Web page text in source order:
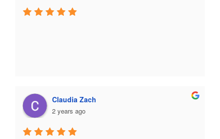
Claudia Zach
2 years ago